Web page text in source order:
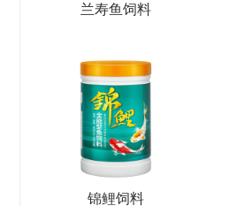
兰寿鱼饲料
锦鲤饲料